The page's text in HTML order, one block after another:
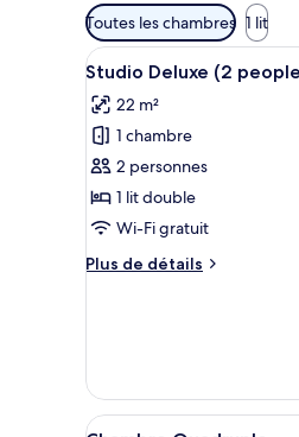
Filtres
disponibles
pour
les
chambres
Toutes les chambres 1 lit
Afficher
toutes
les
photos
pour
ce
type
chambre :
people)
5
Studio Deluxe (2
22 m²
1 chambre
2 personnes
1 lit double
Wi-Fi gratuit
Plus de détails
Plus
de
chambre
Afficher